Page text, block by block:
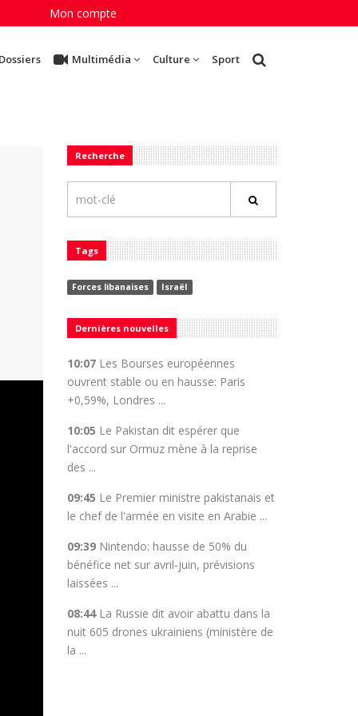
Mon compte
Multimédia Culture Sport
Recherche
Tags
Forces libanaises Israël
Dernières nouvelles
10:07 Les Bourses européennes
ouvrent stable ou en hausse: Paris
+0,59%, Londres ...
10:05 Le Pakistan dit espérer que
l'accord sur Ormuz mène à la reprise
des ...
09:45 Le Premier ministre pakistanais et
le chef de l'armée en visite en Arabie ...
09:39 Nintendo: hausse de 50% du
bénéfice net sur avril-juin, prévisions
laissées ...
08:44 La Russie dit avoir abattu dans la
nuit 605 drones ukrainiens (ministère de
la ...